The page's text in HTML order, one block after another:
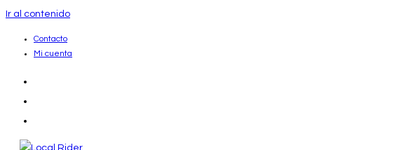
Ir al contenido
Contacto
Mi cuenta